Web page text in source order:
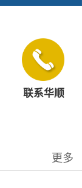
联系华顺
更多